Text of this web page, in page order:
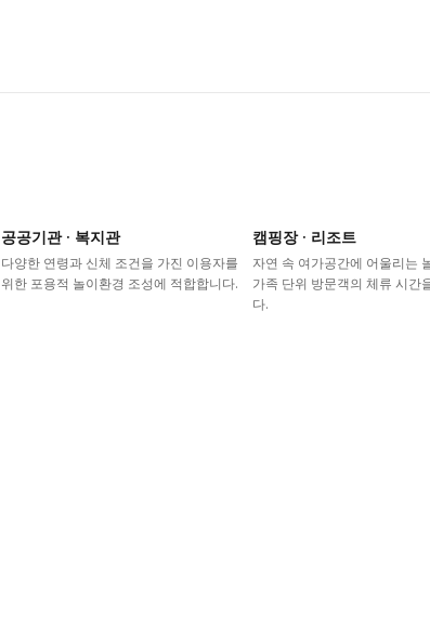
공공기관 · 복지관
다양한 연령과 신체 조건을 가진 이용자를
위한 포용적 놀이환경 조성에 적합합니다.
캠핑장 · 리조트
자연 속 여가공간에 어울리는
가족 단위 방문객의 체류 시간
다.